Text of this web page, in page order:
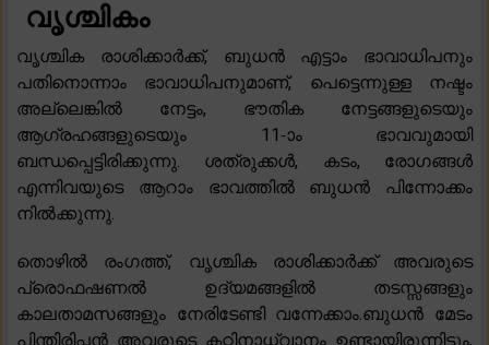
വൃശ്ചികം
വൃശ്ചിക രാശിക്കാർക്ക്, ബുധൻ എട്ടാം ഭാവാധിപനും
പതിനൊന്നാം ഭാവാധിപനുമാണ്, പെട്ടെന്നുള്ള നഷ്ടം
അല്ലെങ്കിൽ നേട്ടം, ഭൗതിക നേട്ടങ്ങളുടെയും
ആഗ്രഹങ്ങളുടെയും 11-ാം ഭാവവുമായി
ബന്ധപ്പെട്ടിരിക്കുന്നു. ശത്രുക്കൾ, കടം, രോഗങ്ങൾ
എന്നിവയുടെ ആറാം ഭാവത്തിൽ ബുധൻ പിന്നോക്കം
നിൽക്കുന്നു.
തൊഴിൽ രംഗത്ത്, വൃശ്ചിക രാശിക്കാർക്ക് അവരുടെ
പ്രൊഫഷണൽ ഉദ്യമങ്ങളിൽ തടസ്സങ്ങളും
കാലതാമസങ്ങളും നേരിടേണ്ടി വന്നേക്കാം.ബുധൻ മേടം
പിന്തിരിപ്പൻ അവരുടെ കഠിനാധ്വാനം ഉണ്ടായിരുന്നിട്ടും,